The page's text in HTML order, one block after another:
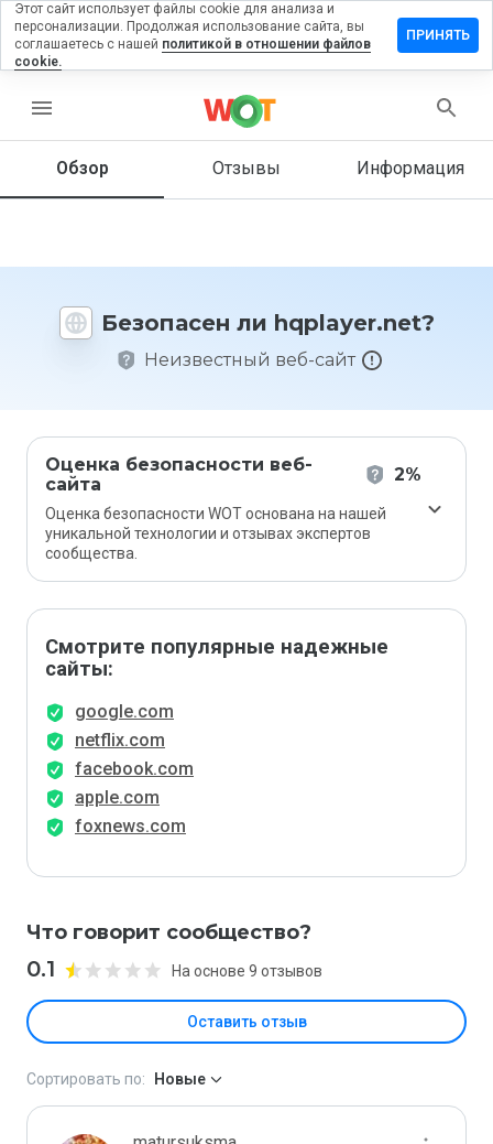
menu
Обзор Отзывы Информация
Безопасен ли hqplayer.net?
Неизвестный веб-сайт
Оценка безопасности веб-
сайта
2%
Оценка безопасности WOT основана на нашей
уникальной технологии и отзывах экспертов
сообщества.
Смотрите популярные надежные
сайты:
google.com
netflix.com
facebook.com
apple.com
foxnews.com
Что говорит сообщество?
0.1 На основе 9 отзывов
Оставить отзыв
на
Как бы
этот
1 до 5?
Сортировать по: Новые
Этот сайт использует файлы cookie для анализа и
персонализации. Продолжая использование сайта, вы
соглашаетесь с нашей политикой в отношении файлов
cookie.
ПРИНЯТЬ